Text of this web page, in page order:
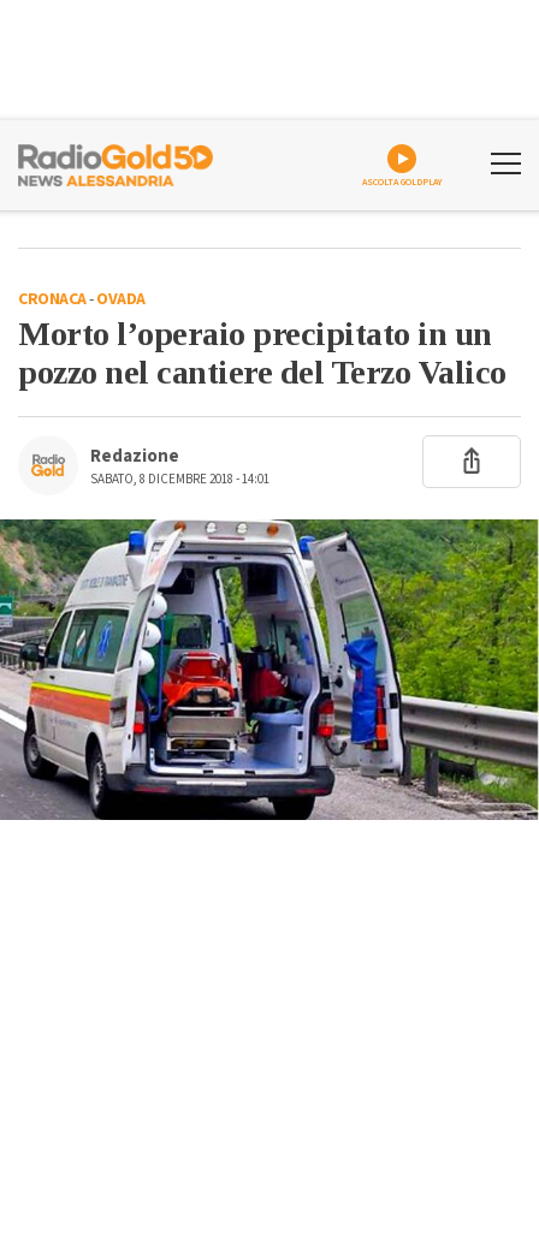
ASCOLTA GOLDPLAY
CRONACA-OVADA
Morto l’operaio precipitato in un
pozzo nel cantiere del Terzo Valico
Redazione
SABATO, 8 DICEMBRE 2018 - 14:01